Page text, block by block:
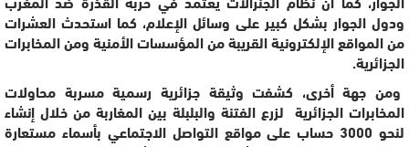
ودول الجوار بشكل كبير على وسائل الإعلام، كما استحدث العشرات
من المواقع الإلكترونية القريبة من المؤسسات الأمنية ومن المخابرات
الجزائرية.
ومن جهة أخرى، كشفت وثيقة جزائرية رسمية مسربة محاولات
المخابرات الجزائرية لزرع الفتنة والبلبلة بين المغاربة من خلال إنشاء
لنحو 3000 حساب على مواقع التواصل الاجتماعي بأسماء مستعارة